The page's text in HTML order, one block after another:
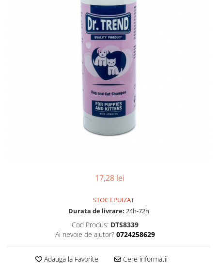
17,28 lei
STOC EPUIZAT
Durata de livrare: 24h-72h
Cod Produs: DTS8339
Ai nevoie de ajutor? 0724258629
Adauga la Favorite Cere informatii